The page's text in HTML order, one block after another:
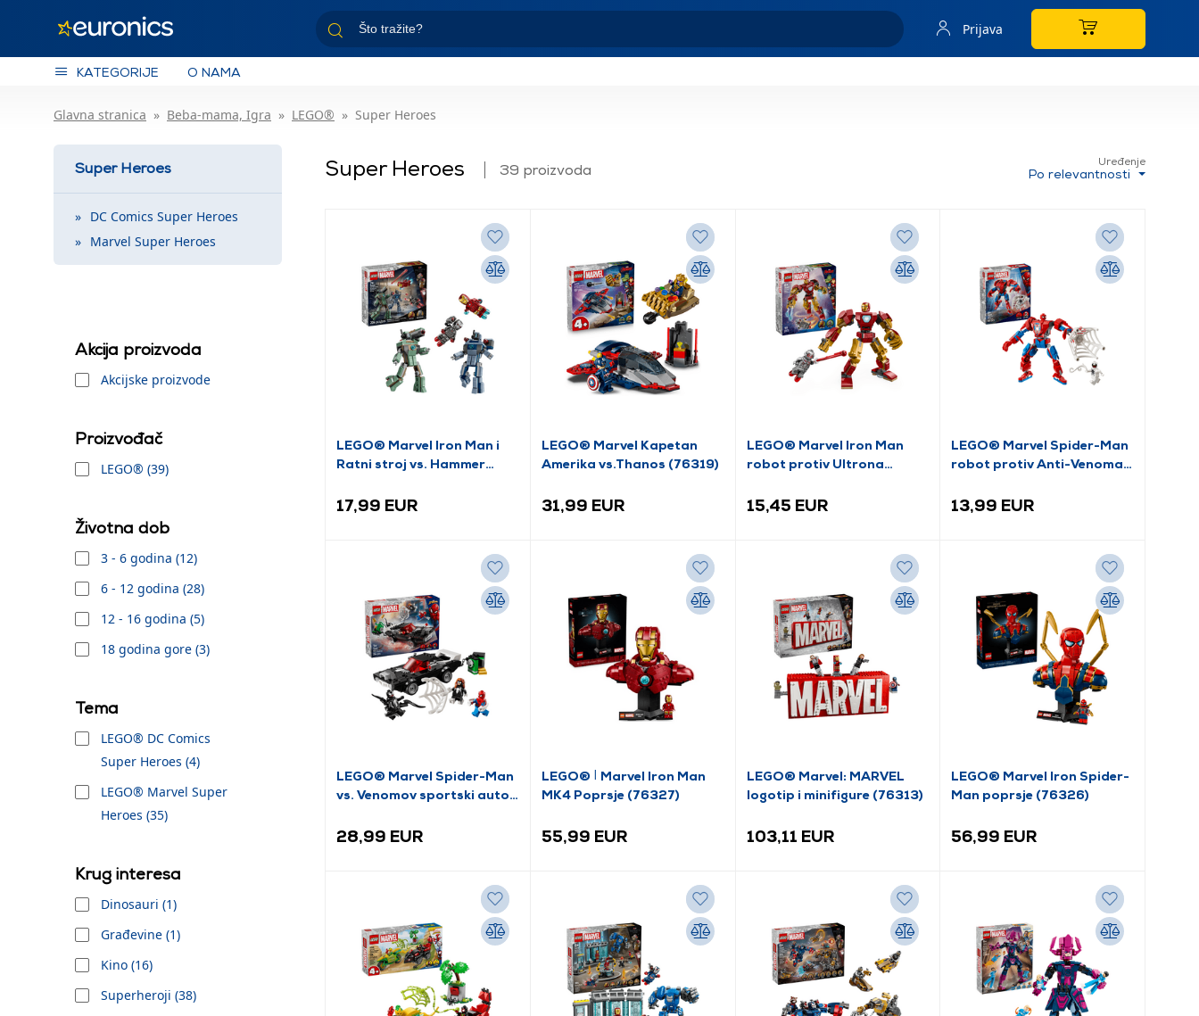
Prijava
KATEGORIJE O NAMA
Glavna stranica Beba-mama, Igra LEGO® Super Heroes
Super Heroes
DC Comics Super Heroes
Marvel Super Heroes
Akcija proizvoda
Akcijske proizvode
Proizvođač
LEGO® (39)
Životna dob
3 - 6 godina (12)
6 - 12 godina (28)
12 - 16 godina (5)
18 godina gore (3)
Tema
LEGO® DC Comics
Super Heroes (4)
LEGO® Marvel Super
Heroes (35)
Krug interesa
Dinosauri (1)
Građevine (1)
Kino (16)
Superheroji (38)
Super Heroes 39 proizvoda
Uređenje
Po relevantnosti
LEGO® Marvel Iron Man i
Ratni stroj vs. Hammer
17,99 EUR
LEGO® Marvel Kapetan
Amerika vs.Thanos (76319)
31,99 EUR
LEGO® Marvel Iron Man
robot protiv Ultrona
15,45 EUR
LEGO® Marvel Spider-Man
robot protiv Anti-Venoma
13,99 EUR
LEGO® Marvel Spider-Man
vs. Venomov sportski auto
28,99 EUR
LEGO® ǀ Marvel Iron Man
MK4 Poprsje (76327)
55,99 EUR
LEGO® Marvel: MARVEL
logotip i minifigure (76313)
103,11 EUR
LEGO® Marvel Iron Spider-
Man poprsje (76326)
56,99 EUR